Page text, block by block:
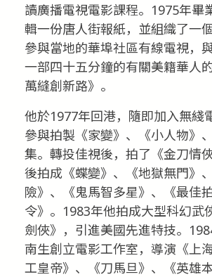
讀廣播電視電影課程。1975年畢
輯一份唐人街報紙，並組織了一
參與當地的華埠社區有線電視，
一部四十五分鐘的有關美籍華人
萬縫創新路》。
他於1977年回港，隨即加入無綫
參與拍製《家變》、《小人物》
集。轉投佳視後，拍了《金刀情
後拍成《蝶變》、《地獄無門》
險》、《鬼馬智多星》、《最佳
令》。1983年他拍成大型科幻武
劍俠》，引進美國先進特技。
南生創立電影工作室，導演《上
工皇帝》、《刀馬旦》、《英雄